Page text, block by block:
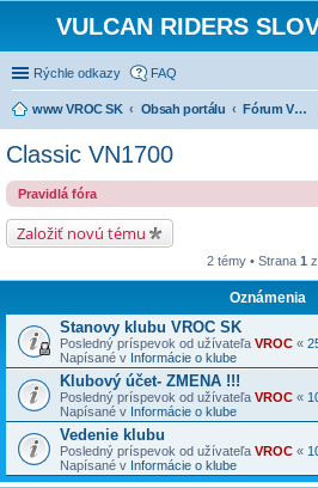
VULCAN RIDERS
Rýchle odkazy FAQ
www VROC SK Obsah portálu Fórum VROC SK
Classic VN1700
Pravidlá fóra
Založiť novú tému
2 témy • Strana 1 z
Oznámenia
Stanovy klubu VROC SK
Posledný príspevok od užívateľa VROC «
Napísané v Informácie o klube
Klubový účet- ZMENA !!!
Posledný príspevok od užívateľa VROC «
Napísané v Informácie o klube
Vedenie klubu
Posledný príspevok od užívateľa VROC «
Napísané v Informácie o klube